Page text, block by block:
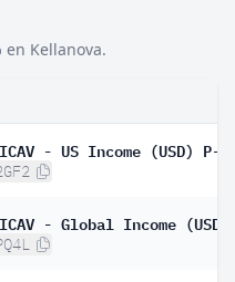
en Kellanova.
- US Income (USD) P-